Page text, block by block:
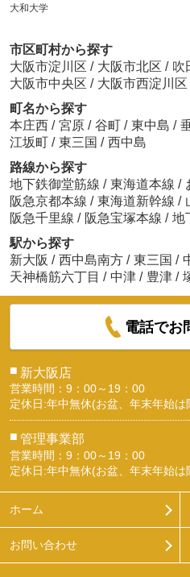
大和大学
市区町村から探す
大阪市淀川区 / 大阪市北区 / 吹
大阪市中央区 / 大阪市西淀川区
町名から探す
本庄西 / 宮原 / 谷町 / 東中島 /
江坂町 / 東三国 / 西中島
路線から探す
地下鉄御堂筋線 / 東海道本線 /
阪急京都本線 / 東海道新幹線 /
阪急千里線 / 阪急宝塚本線 / 地
駅から探す
新大阪 / 西中島南方 / 東三国 /
天神橋筋六丁目 / 中津 / 豊津 /
電話でお
■ 新大阪店
営業時間：9：00～19：00
定休日:年中無休(お盆、年末年始は
■ 管理事業部
営業時間：9：00～19：00
定休日:年中無休(お盆、年末年始は
ホーム
お問い合わせ